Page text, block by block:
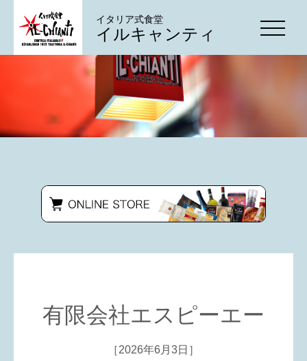
イタリア式食堂
イルキャンティ
有限会社エスピーエー
［2026年6月3日］